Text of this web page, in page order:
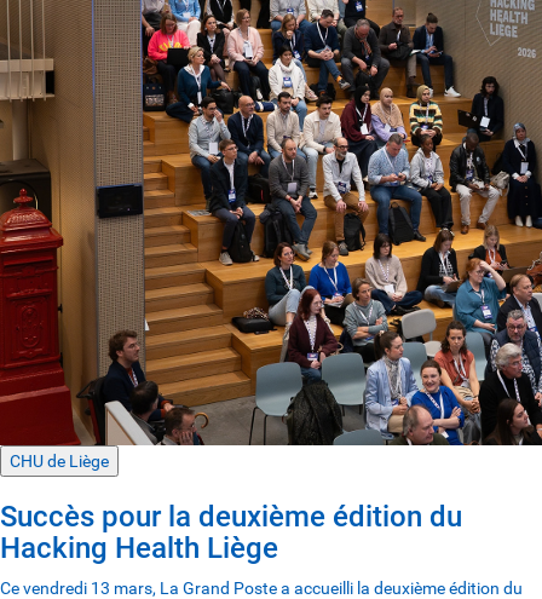
CHU de Liège
Succès pour la deuxième édition du
Hacking Health Liège
Ce vendredi 13 mars, La Grand Poste a accueilli la deuxième édition du